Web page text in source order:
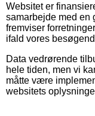
Websitet er
samarbejde med en
fremviser
ifald vores
Data vedrørende
hele tiden, men vi
måtte være
websitets